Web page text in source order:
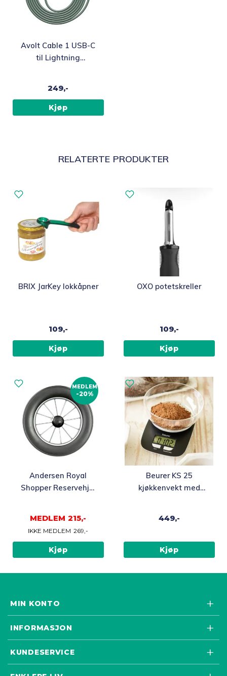
Avolt Cable 1 USB-C
til Lightning
249,-
Kjøp
RELATERTE PRODUKTER
BRIX JarKey lokkåpner
109,-
Kjøp
OXO potetskreller
109,-
Kjøp
MEDLEM
-20%
Andersen Royal
Shopper Reservehjul
MEDLEM 215,-
IKKE MEDLEM 269,-
Kjøp
Beurer KS 25
kjøkkenvekt med
449,-
Kjøp
MIN KONTO
INFORMASJON
KUNDESERVICE